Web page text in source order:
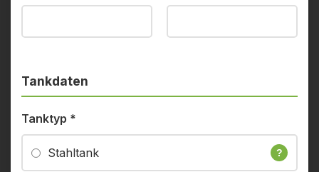
Tankdaten
Tanktyp *
Stahltank ?